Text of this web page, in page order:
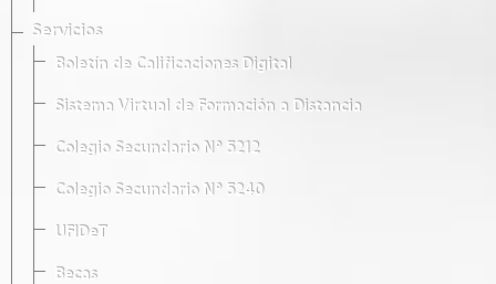
Servicios
Boletín de Calificaciones Digital
Sistema Virtual de Formación a Distancia
Colegio Secundario Nº 5212
Colegio Secundario Nº 5240
UFIDeT
Becas